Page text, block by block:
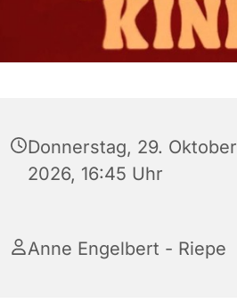
Donnerstag, 29. Oktober
2026, 16:45 Uhr
Anne Engelbert - Riepe